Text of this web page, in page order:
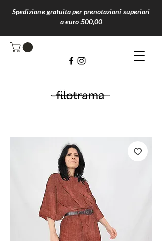
Spedizione gratuita per prenotazioni superiori
a euro 500,00